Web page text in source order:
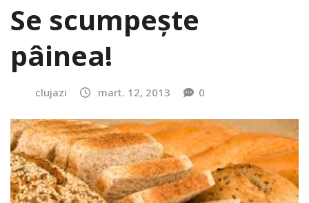
Se scumpește
pâinea!
clujazi mart. 12, 2013 0